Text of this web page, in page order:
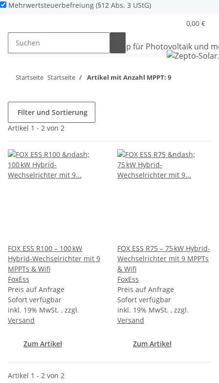
Mehrwertsteuerbefreiung (§12 Abs. 3 UStG)
0,00 €
Startseite Startseite Artikel mit Anzahl MPPT: 9
Filter und Sortierung
Artikel 1 - 2 von 2
FOX ESS R100 – 100 kW
Hybrid-Wechselrichter mit 9
MPPTs & Wifi
FoxEss
Preis auf Anfrage
Sofort verfügbar
inkl. 19% MwSt. , zzgl.
Versand
Zum Artikel
FOX ESS R75 – 75 kW Hybrid-
Wechselrichter mit 9 MPPTs
& Wifi
FoxEss
Preis auf Anfrage
Sofort verfügbar
inkl. 19% MwSt. , zzgl.
Versand
Zum Artikel
Artikel 1 - 2 von 2